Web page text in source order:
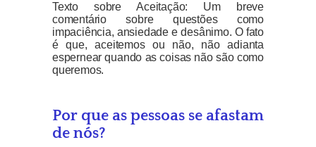
Texto sobre Aceitação: Um breve
comentário sobre questões como
impaciência, ansiedade e desânimo. O fato
é que, aceitemos ou não, não adianta
espernear quando as coisas não são como
queremos.
Por que as pessoas se afastam
de nós?